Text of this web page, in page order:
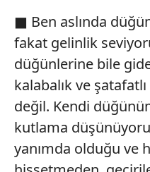
Sizlere daha iyi bir hizmet
Sitemizde kendimize ve
kullanılmaktadır. Bu
verileriniz işlenmekte olup
toplumu hizmetlerinin
kullanılmaktadır. Diğer
kılınması ve
reklam/pazarlama
■ Ben aslında
fakat gelinlik
düğünlerine bile
kalabalık ve
değil. Kendi
kutlama
yanımda olduğu ve